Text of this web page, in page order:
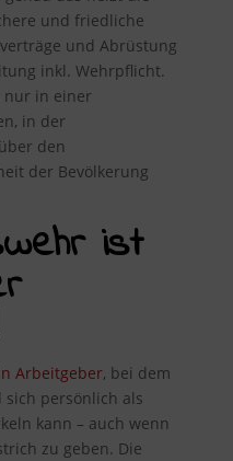
und friedliche
und Abrüstung
inkl. Wehrpflicht.
nur in einer
in der
den
der Bevölkerung
ist
Arbeitgeber, bei dem
persönlich als
kann – auch wenn
zu geben. Die